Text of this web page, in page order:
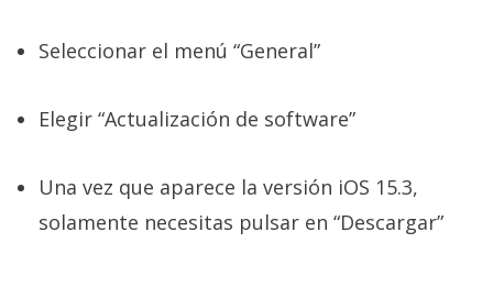
Seleccionar el menú “General”
Elegir “Actualización de software”
Una vez que aparece la versión iOS 15.3,
solamente necesitas pulsar en “Descargar”